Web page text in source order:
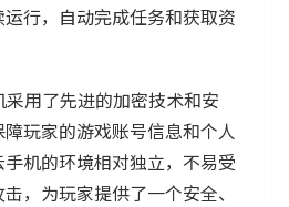
行，自动完成任务和获取资
采用了先进的加密技术和安
玩家的游戏账号信息和个人
机的环境相对独立，不易受
，为玩家提供了一个安全、